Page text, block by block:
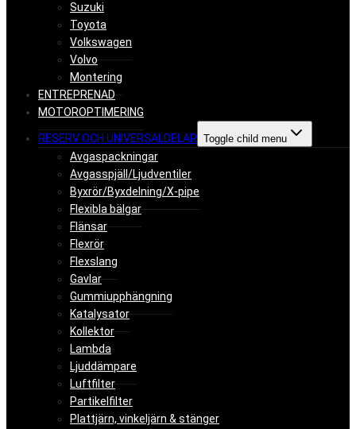
Suzuki
Toyota
Volkswagen
Volvo
Montering
ENTREPRENAD
MOTOROPTIMERING
RESERV OCH UNIVERSALDELAR Toggle child menu
Avgaspackningar
Avgasspjäll/Ljudventiler
Byxrör/Byxdelning/X-pipe
Flexibla bälgar
Flänsar
Flexrör
Flexslang
Gavlar
Gummiupphängning
Katalysator
Kollektor
Lambda
Ljuddämpare
Luftfilter
Partikelfilter
Plattjärn, vinkeljärn & stänger